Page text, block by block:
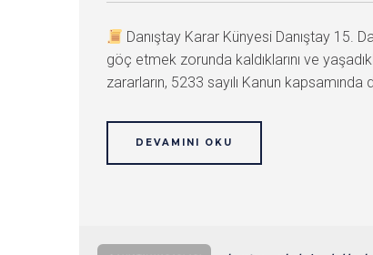
Danıştay Karar Künyesi Danıştay 15.
göç etmek zorunda kaldıklarını ve
zararların, 5233 sayılı Kanun
DEVAMINI OKU